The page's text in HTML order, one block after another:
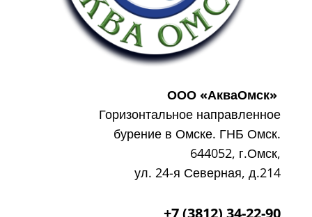
ООО «АкваОмск»
Горизонтальное направленное
бурение в Омске. ГНБ Омск.
644052, г.Омск,
ул. 24-я Северная, д.214